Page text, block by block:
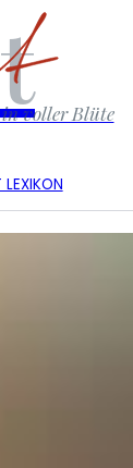
in voller Blüte
LEXIKON